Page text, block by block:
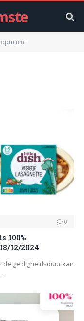
0
100%
12/2024
de geldigheidsduur kan